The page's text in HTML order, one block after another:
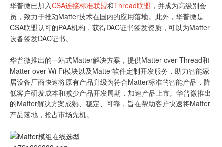
华普微已加入CSA连接标准联盟和Thread联盟 ，并成为高级别会
员，致力于推动Matter技术在国内的应用落地。此外，华普微是
CSA联盟认可的PAA机构，获得DAC证书签发资质，可以为Matter
设备签发DAC证书。
华普微推出的一站式Matter解决方案，提供Matter over Thread和
Matter over Wi-Fi模块以及Matter软件定制开发服务，助力智能家
居设备厂商快速将原有产品升级为符合Matter标准的智能产品，降
低客户研发成本和减少产品开发周期，加速产品上市。华普微推出
的Matter解决方案成熟、稳定、可靠，旨在帮助客户快速将Matter
产品落地，抢占市场先机。